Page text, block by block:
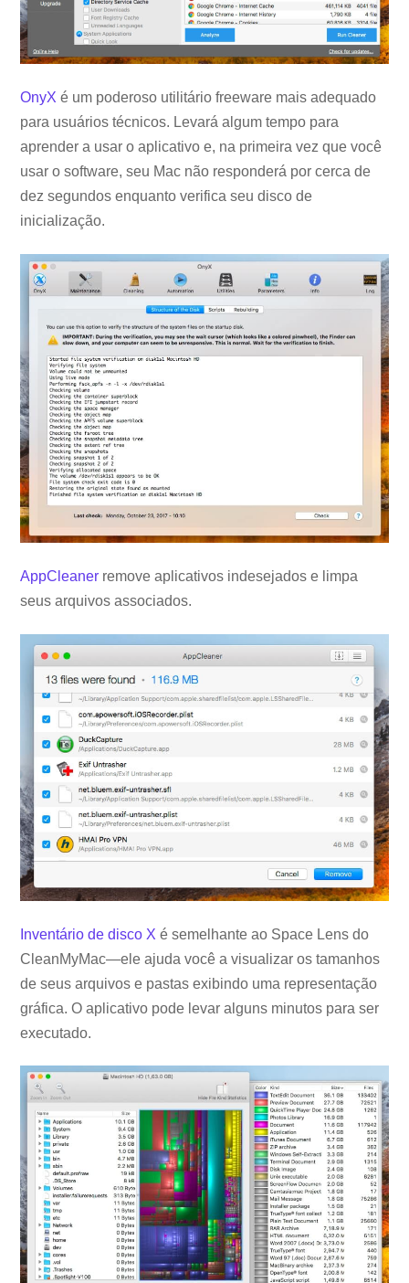
OnyX é um poderoso utilitário freeware mais adequado
para usuários técnicos. Levará algum tempo para
aprender a usar o aplicativo e, na primeira vez que você
usar o software, seu Mac não responderá por cerca de
dez segundos enquanto verifica seu disco de
inicialização.
AppCleaner remove aplicativos indesejados e limpa
seus arquivos associados.
Inventário de disco X é semelhante ao Space Lens do
CleanMyMac—ele ajuda você a visualizar os tamanhos
de seus arquivos e pastas exibindo uma representação
gráfica. O aplicativo pode levar alguns minutos para ser
executado.